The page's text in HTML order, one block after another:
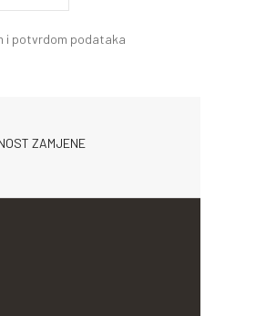
i potvrdom podataka
ZAMJENE